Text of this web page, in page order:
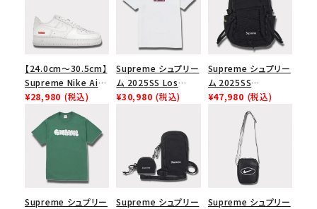
【24.0cm～30.5cm】
Supreme Nike Air
Force 1 Low シュプ
リーム ナイキエアフォ
ース１スニーカー シ
ューズ ホワイト
¥28,980 (税込)
Supreme シュプリー
ム 2025SS Los
Angeles Fire Relief
スロゴTシャツ ホワ
¥30,980 (税込)
Supreme シュプリー
ム 2025SS
Backpack バックパッ
ク ブラック 黒
¥47,980 (税込)
Supreme シュプリー
Supreme シュプリー
Supreme シュプリー